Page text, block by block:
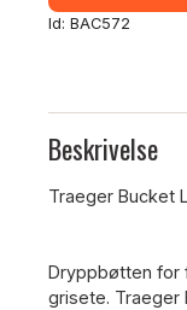
Id: BAC572
Beskrivelse
Traeger Bucket
Dryppbøtten for
grisete. Traeger